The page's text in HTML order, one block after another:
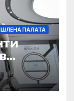
ПАЛАТА